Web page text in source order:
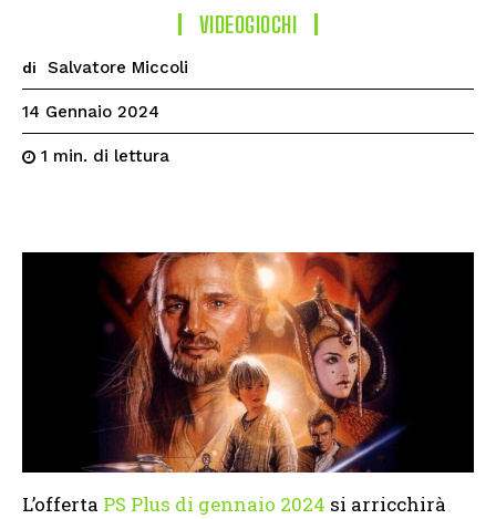
VIDEOGIOCHI
di Salvatore Miccoli
14 Gennaio 2024
1 min. di lettura
L’offerta PS Plus di gennaio 2024 si arricchirà